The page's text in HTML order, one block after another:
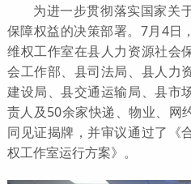
为进一步贯彻落实国家关
保障权益的决策部署。7月4日
维权工作室在县人力资源社会
会工作部、县司法局、县人力
建设局、县交通运输局、县市
责人及50余家快递、物业、网
同见证揭牌，并审议通过了《
权工作室运行方案》。